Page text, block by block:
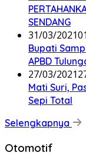
SENDANG
31/03/2021
Bupati
APBD
27/03/2021
Mati Suri,
Sepi Total
Selengkapnya
Otomotif